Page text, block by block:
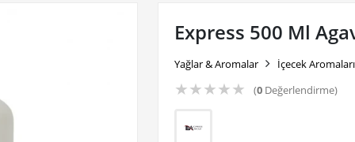
Express 500 Ml
Yağlar & Aromalar İçecek Aromaları
★★★★★ (0 Değerlendirme)